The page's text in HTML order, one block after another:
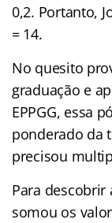
0,2. Portanto,
= 14.
No quesito
graduação e
EPPGG, essa
ponderado da
precisou
Para descobrir
somou os